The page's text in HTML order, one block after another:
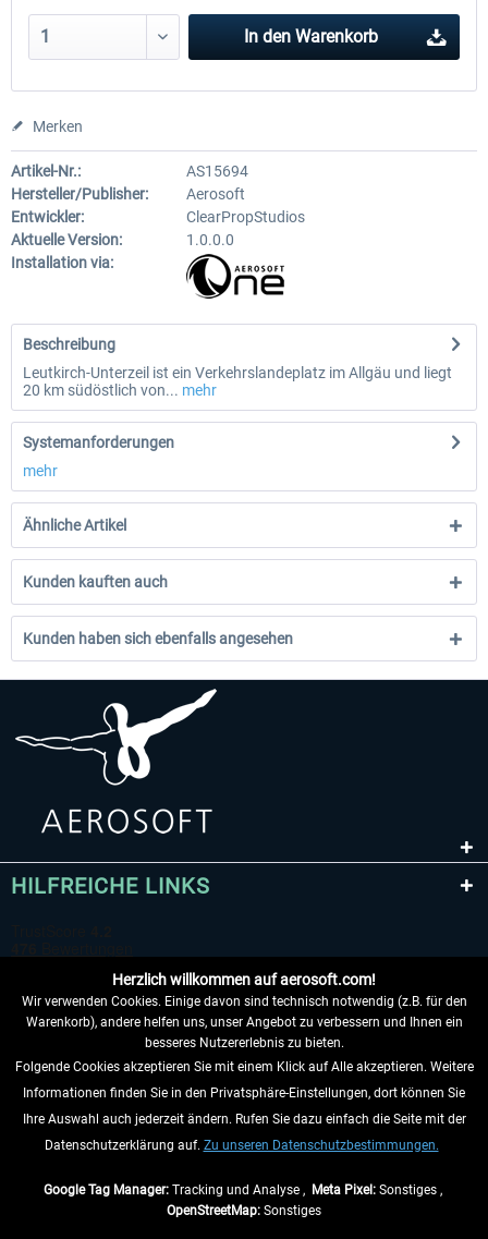
In den Warenkorb
Merken
Artikel-Nr.:
AS15694
Hersteller/Publisher:
Aerosoft
Entwickler:
ClearPropStudios
Aktuelle Version:
1.0.0.0
Installation via:
Beschreibung
Leutkirch-Unterzeil ist ein Verkehrslandeplatz im Allgäu und liegt
20 km südöstlich von... mehr
Systemanforderungen
mehr
Ähnliche Artikel
Kunden kauften auch
Kunden haben sich ebenfalls angesehen
HILFREICHE LINKS
VERTRAG WIDERRUFEN
INFORMATIONEN
Herzlich willkommen auf aerosoft.com!
Wir verwenden Cookies. Einige davon sind technisch notwendig (z.B. für den
Warenkorb), andere helfen uns, unser Angebot zu verbessern und Ihnen ein
besseres Nutzererlebnis zu bieten.
Folgende Cookies akzeptieren Sie mit einem Klick auf Alle akzeptieren. Weitere
Informationen finden Sie in den Privatsphäre-Einstellungen, dort können Sie
Ihre Auswahl auch jederzeit ändern. Rufen Sie dazu einfach die Seite mit der
Datenschutzerklärung auf. Zu unseren Datenschutzbestimmungen.
Google Tag Manager:Tracking und Analyse , Meta Pixel:Sonstiges ,
OpenStreetMap: Sonstiges